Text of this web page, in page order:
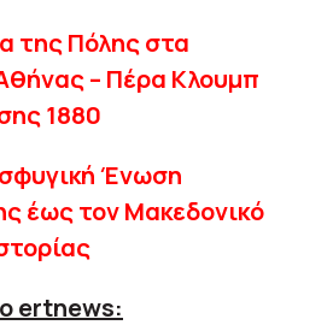
της Πόλης στα
– Πέρα Κλουμπ
1880
Ένωση
έως τον Μακεδονικό
ertnews: